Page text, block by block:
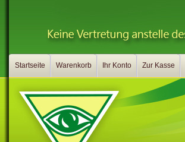
Startseite Warenkorb Ihr Konto Zur Kasse